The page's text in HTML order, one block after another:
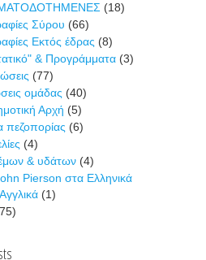
στο Μαρμάρι
(18)
Σύρου (66)
Εκτός έδρας (8)
& Προγράμματα (3)
(77)
ομάδας (40)
Αρχή (5)
πεζοπορίας (6)
(4)
& υδάτων (4)
Pierson στα Ελληνικά
(1)